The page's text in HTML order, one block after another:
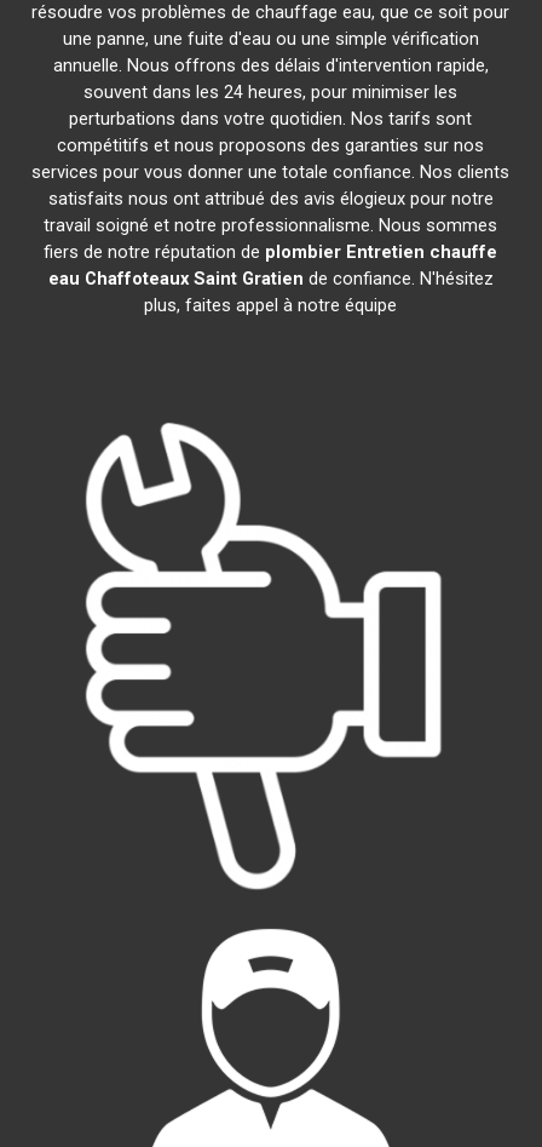
résoudre vos problèmes de chauffage eau, que ce soit pour
une panne, une fuite d'eau ou une simple vérification
annuelle. Nous offrons des délais d'intervention rapide,
souvent dans les 24 heures, pour minimiser les
perturbations dans votre quotidien. Nos tarifs sont
compétitifs et nous proposons des garanties sur nos
services pour vous donner une totale confiance. Nos clients
satisfaits nous ont attribué des avis élogieux pour notre
travail soigné et notre professionnalisme. Nous sommes
fiers de notre réputation de plombier Entretien chauffe
eau Chaffoteaux Saint Gratien de confiance. N'hésitez
plus, faites appel à notre équipe